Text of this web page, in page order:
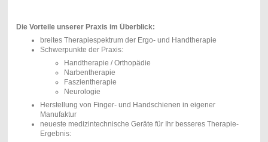
Die Vorteile unserer Praxis im Überblick:
breites Therapiespektrum der Ergo- und Handtherapie
Schwerpunkte der Praxis:
Handtherapie / Orthopädie
Narbentherapie
Faszientherapie
Neurologie
Herstellung von Finger- und Handschienen in eigener
Manufaktur
neueste medizintechnische Geräte für Ihr besseres Therapie-
Ergebnis: